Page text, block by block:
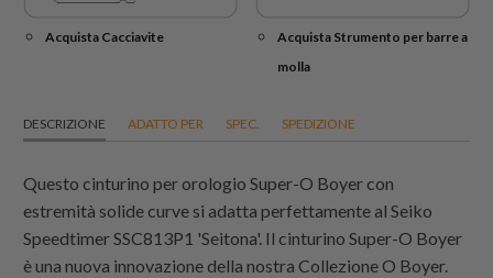
Acquista Cacciavite
Acquista Strumento per barre a
molla
DESCRIZIONE ADATTO PER SPEC. SPEDIZIONE
Questo cinturino per orologio Super-O Boyer con
estremità solide curve si adatta perfettamente al Seiko
Speedtimer SSC813P1 'Seitona'. Il cinturino Super-O Boyer
è una nuova innovazione della nostra Collezione O Boyer.